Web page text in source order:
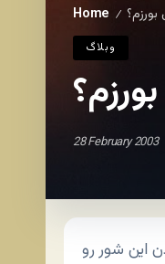
Home /
وبلاگ
28 February 2003
این شور رو